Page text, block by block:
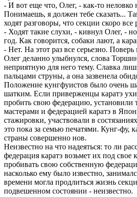
- И вот еще что, Олег, - как-то неловко
Понимаешь, я должен тебе сказать...
ходят разговоры, что секции скоро все
- Ходят такие слухи, - кивнул Олег, -
год. Как говорится, собаки лают, а
- Нет. На этот раз все серьезно. Поверь
Олег деланно улыбнулся, слова
неприятную для него тему. Славка
пальцами струны, а она зазвенела
Положение кунгфуистов было очень
шатким. Если приверженцы каратэ
пробить свою федерацию, установили
мастерами и федерацией каратэ в
стажировки, участвовали в
это пока за семью печатями. Кунг-фу,
страны совершенно нов.
Неизвестно на что надеяться: то ли
федерация каратэ возьмет их под
пробивать свою собственную
насколько ему было известно,
времени могла продлиться жизнь
подвешенном состоянии - неизвестно.